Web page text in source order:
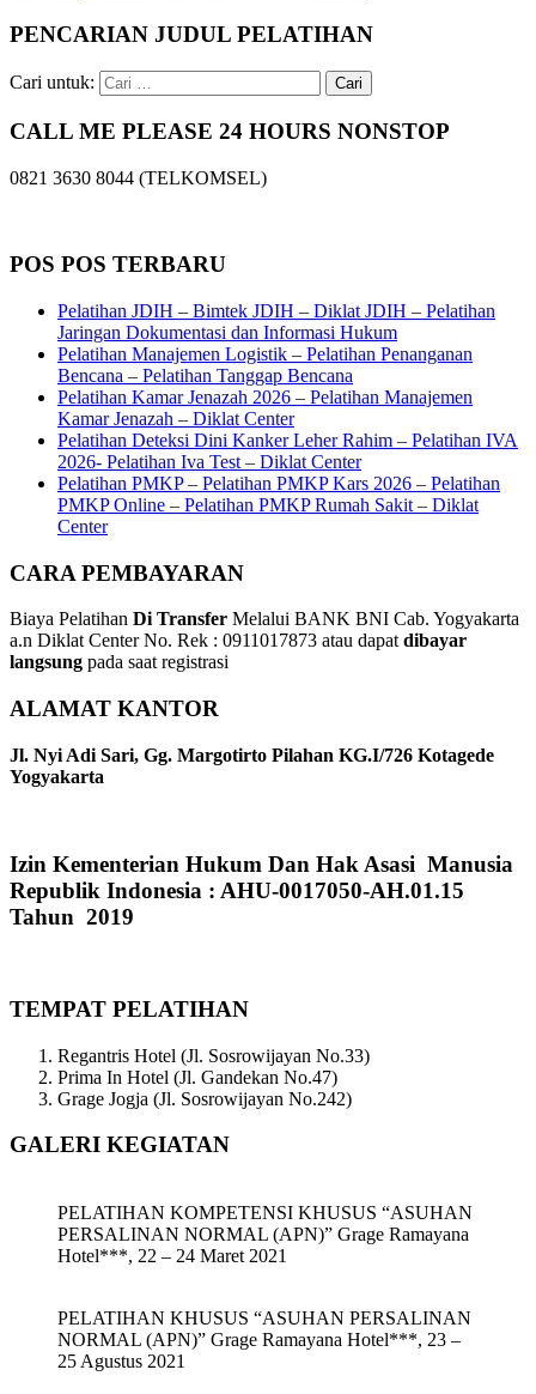
PENCARIAN JUDUL PELATIHAN
Cari untuk:
CALL ME PLEASE 24 HOURS NONSTOP
0821 3630 8044 (TELKOMSEL)
POS POS TERBARU
Pelatihan JDIH – Bimtek JDIH – Diklat JDIH – Pelatihan
Jaringan Dokumentasi dan Informasi Hukum
Pelatihan Manajemen Logistik – Pelatihan Penanganan
Bencana – Pelatihan Tanggap Bencana
Pelatihan Kamar Jenazah 2026 – Pelatihan Manajemen
Kamar Jenazah – Diklat Center
Pelatihan Deteksi Dini Kanker Leher Rahim – Pelatihan IVA
2026- Pelatihan Iva Test – Diklat Center
Pelatihan PMKP – Pelatihan PMKP Kars 2026 – Pelatihan
PMKP Online – Pelatihan PMKP Rumah Sakit – Diklat
Center
CARA PEMBAYARAN
Biaya Pelatihan Di Transfer Melalui BANK BNI Cab. Yogyakarta
a.n Diklat Center No. Rek : 0911017873 atau dapatdibayar
langsung pada saat registrasi
ALAMAT KANTOR
Jl. Nyi Adi Sari, Gg. Margotirto Pilahan KG.I/726 Kotagede
Yogyakarta
Izin Kementerian Hukum Dan Hak Asasi Manusia
Republik Indonesia : AHU-0017050-AH.01.15
Tahun 2019
TEMPAT PELATIHAN
Regantris Hotel (Jl. Sosrowijayan No.33)
Prima In Hotel (Jl. Gandekan No.47)
Grage Jogja (Jl. Sosrowijayan No.242)
GALERI KEGIATAN
PELATIHAN KOMPETENSI KHUSUS “ASUHAN
PERSALINAN NORMAL (APN)” Grage Ramayana
Hotel***, 22 – 24 Maret 2021
PELATIHAN KHUSUS “ASUHAN PERSALINAN
NORMAL (APN)” Grage Ramayana Hotel***, 23 –
25 Agustus 2021